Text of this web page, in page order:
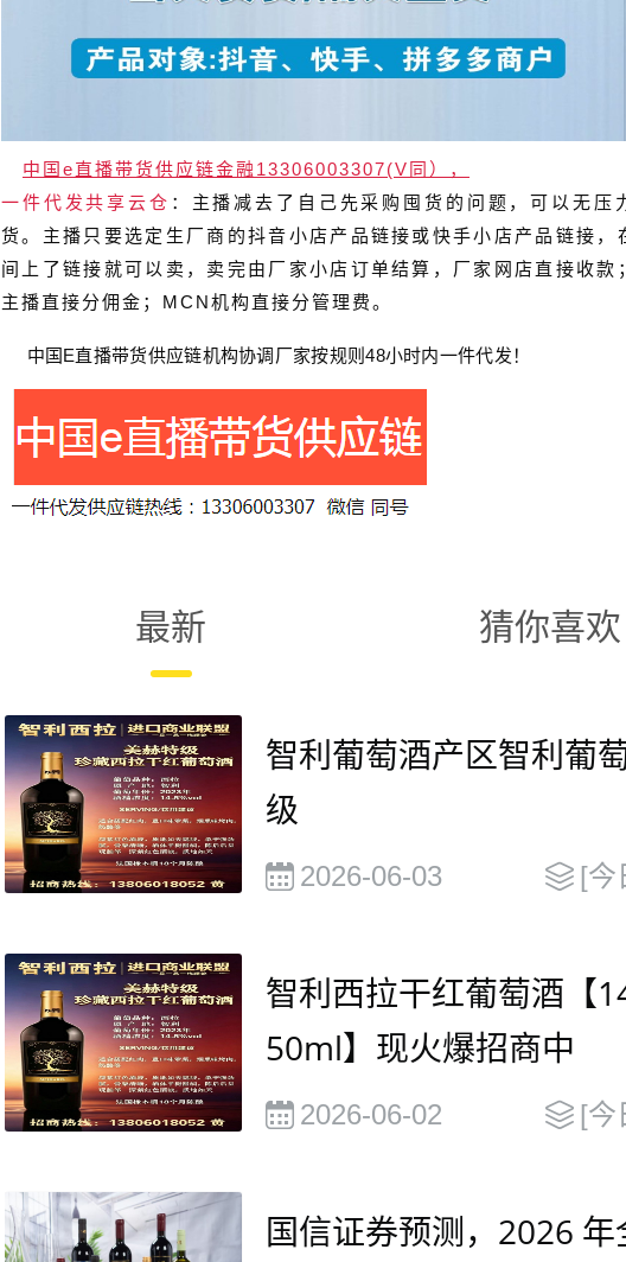
中国e直播带货供应链金融13306003307(V同），
一件代发共享云仓 ：主播减去了自己先采购囤货的问题，可以无压
货。主播只要选定生厂商的抖音小店产品链接或快手小店产品链接，
间上了链接就可以卖，卖完由厂家小店订单结算，厂家网店直接收款
主播直接分佣金；MCN机构直接分管理费。
中国E直播带货供应链机构协调厂家按规则48小时内一件代发！
最新 猜你喜欢
智利葡萄酒产区智利葡
级
2026-06-03 [今
智利西拉干红葡萄酒【
50ml】现火爆招商中
2026-06-02 [今
国信证券预测，2026 年